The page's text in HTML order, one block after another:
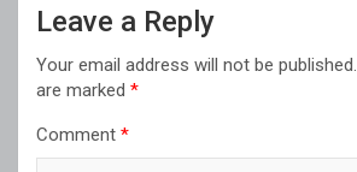
Leave a Reply
Your email address will not be published.
are marked *
Comment *